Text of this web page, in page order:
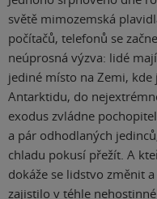
světě mimozemská
počítačů, telefonů se
neúprosná výzva: lidé
jediné místo na Zemi,
Antarktidu, do
exodus zvládne
a pár odhodlaných
chladu pokusí přežít. A
dokáže se lidstvo změnit
zajistilo v téhle